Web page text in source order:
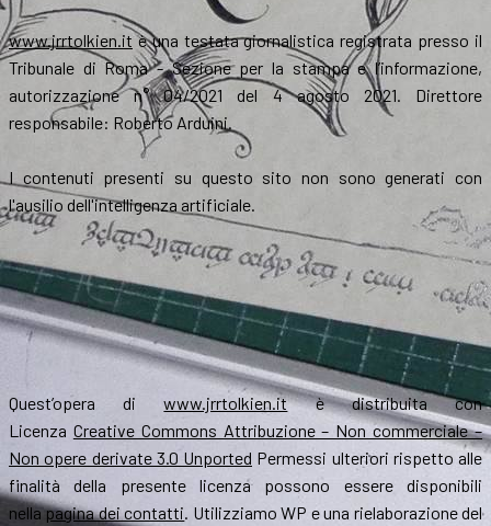
www.jrrtolkien.itè una testata giornalistica registrata presso il
Tribunale di Roma - Sezione per la stampa e l’informazione,
autorizzazione n° 04/2021 del 4 agosto 2021. Direttore
responsabile: Roberto Arduini.
I contenuti presenti su questo sito non sono generati con
l'ausilio dell'intelligenza artificiale.
Quest’opera diwww.jrrtolkien.itè distribuita con
Licenza Creative Commons Attribuzione – Non commerciale –
Non opere derivate 3.0 Unported Permessi ulteriori rispetto alle
finalità della presente licenza possono essere disponibili
nellapagina dei contatti. Utilizziamo WP e una rielaborazione del